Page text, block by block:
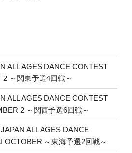
ALL AGES DANCE CONTEST
2 ～関東予選4回戦～
ALL AGES DANCE CONTEST
2 ～関西予選6回戦～
ALL AGES DANCE
OCTOBER ～東海予選2回戦～